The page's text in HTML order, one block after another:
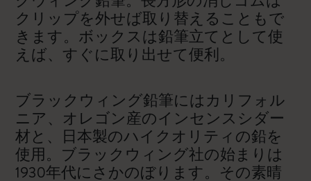
クリップを外せば取り替えることもで
きます。ボックスは鉛筆立てとして使
えば、すぐに取り出せて便利。
ブラックウィング鉛筆にはカリフォル
ニア、オレゴン産のインセンスシダー
材と、日本製のハイクオリティの鉛を
使用。ブラックウィング社の始まりは
1930年代にさかのぼります。その素晴